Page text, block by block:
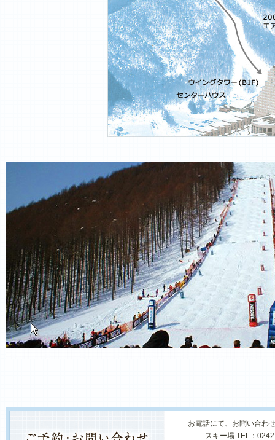
お電話にて、お問い合わ
スキー場 TEL：